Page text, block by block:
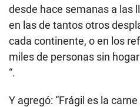
desde hace semanas a las
en las de tantos otros
cada continente, o en los
miles de personas sin
“.
Y agregó: “Frágil es la